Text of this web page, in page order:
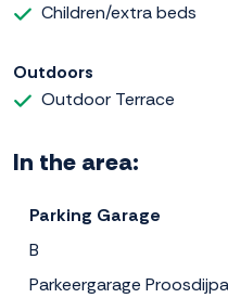
Children/extra beds
Outdoors
Outdoor Terrace
In the area:
Parking Garage
B
Parkeergarage